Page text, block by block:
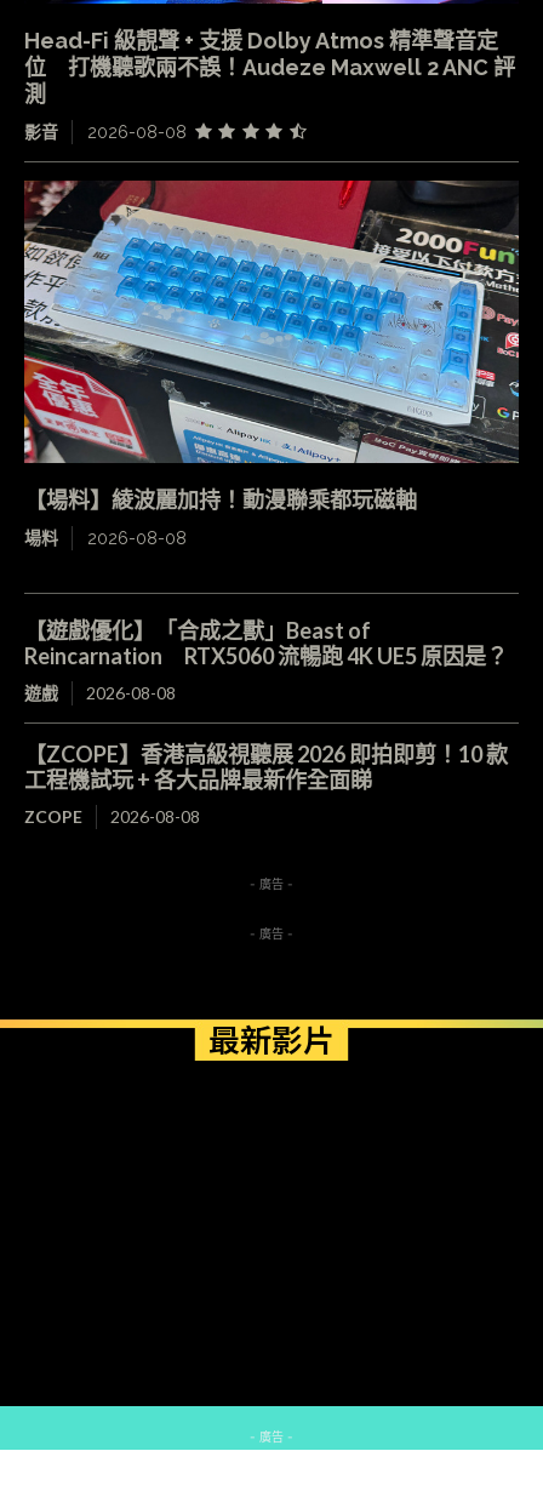
Head-Fi 級靚聲 + 支援 Dolby Atmos 精準聲音定
位 打機聽歌兩不誤！Audeze Maxwell 2 ANC 評
測
影音 2026-08-08
【場料】綾波麗加持！動漫聯乘都玩磁軸
場料 2026-08-08
【遊戲優化】「合成之獸」Beast of
Reincarnation RTX5060 流暢跑 4K UE5 原因是？
遊戲 2026-08-08
【ZCOPE】香港高級視聽展 2026 即拍即剪！10 款
工程機試玩 + 各大品牌最新作全面睇
ZCOPE 2026-08-08
- 廣告 -
- 廣告 -
最新影片
- 廣告 -